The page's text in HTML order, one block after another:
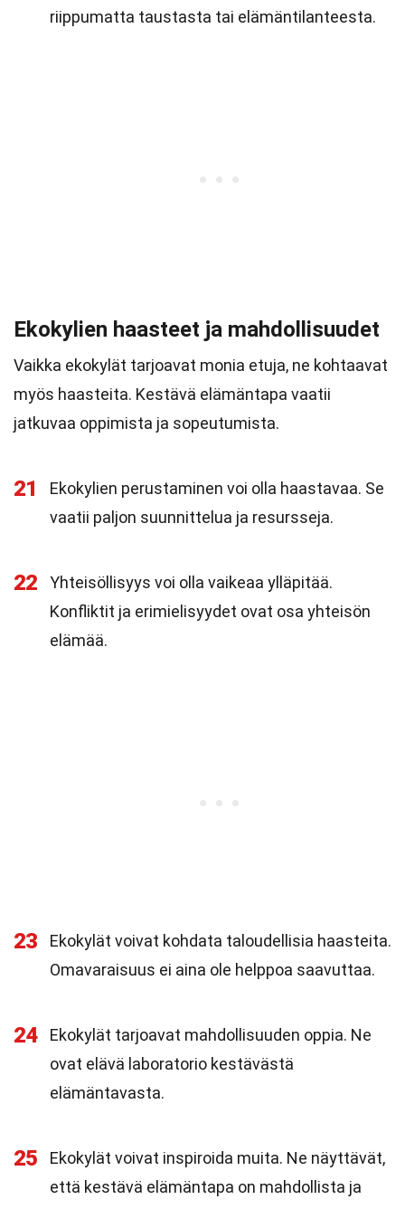
riippumatta taustasta tai elämäntilanteesta.
Ekokylien haasteet ja mahdollisuudet
Vaikka ekokylät tarjoavat monia etuja, ne kohtaavat
myös haasteita. Kestävä elämäntapa vaatii
jatkuvaa oppimista ja sopeutumista.
21
Ekokylien perustaminen voi olla haastavaa. Se
vaatii paljon suunnittelua ja resursseja.
22
Yhteisöllisyys voi olla vaikeaa ylläpitää.
Konfliktit ja erimielisyydet ovat osa yhteisön
elämää.
23
Ekokylät voivat kohdata taloudellisia haasteita.
Omavaraisuus ei aina ole helppoa saavuttaa.
24
Ekokylät tarjoavat mahdollisuuden oppia. Ne
ovat elävä laboratorio kestävästä
elämäntavasta.
25
Ekokylät voivat inspiroida muita. Ne näyttävät,
että kestävä elämäntapa on mahdollista ja